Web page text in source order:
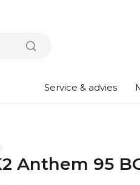
Service & advies
Anthem 95